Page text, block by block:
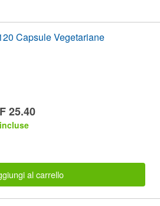
Capsule Vegetariane
25.40
al carrello